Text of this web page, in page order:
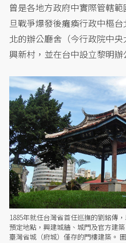
曾是各地方政府中實際管轄
旦戰爭爆發後癱瘓行政中樞
北的辦公廳舍（今行政院中
興新村，並在台中設立黎明辦
1885年就任台灣省首任巡撫的劉銘傳
預定地點，興建城牆、城門及官方建
臺灣省城（府城）僅存的門樓建築。